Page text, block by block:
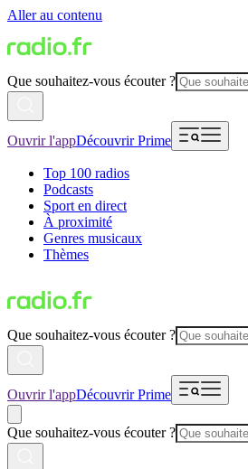
Aller au contenu
Que souhaitez-vous écouter ?
Ouvrir l'appDécouvrir Prime
Top 100 radios
Podcasts
Sport en direct
À proximité
Genres musicaux
Thèmes
Que souhaitez-vous écouter ?
Ouvrir l'appDécouvrir Prime
Que souhaitez-vous écouter ?